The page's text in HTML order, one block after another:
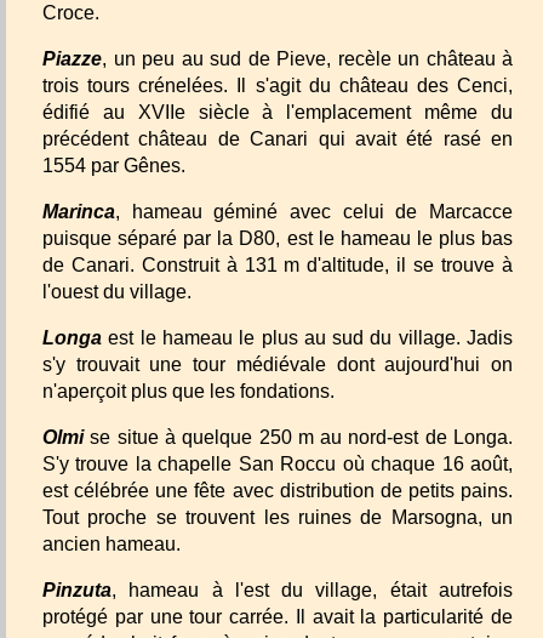
Croce.
Piazze, un peu au sud de Pieve, recèle un château à
trois tours crénelées. Il s'agit du château des Cenci,
édifié au XVIIe siècle à l'emplacement même du
précédent château de Canari qui avait été rasé en
1554 par Gênes.
Marinca, hameau géminé avec celui de Marcacce
puisque séparé par la D80, est le hameau le plus bas
de Canari. Construit à 131 m d'altitude, il se trouve à
l'ouest du village.
Longa est le hameau le plus au sud du village. Jadis
s'y trouvait une tour médiévale dont aujourd'hui on
n'aperçoit plus que les fondations.
Olmise situe à quelque 250 m au nord-est de Longa.
S'y trouve la chapelle San Roccu où chaque 16 août,
est célébrée une fête avec distribution de petits pains.
Tout proche se trouvent les ruines de Marsogna, un
ancien hameau.
Pinzuta, hameau à l'est du village, était autrefois
protégé par une tour carrée. Il avait la particularité de